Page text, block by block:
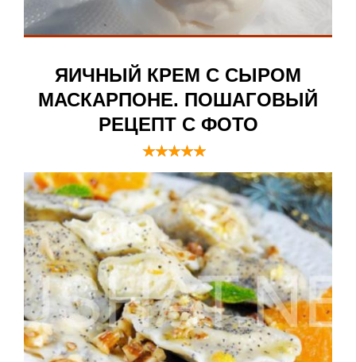
ЯИЧНЫЙ КРЕМ С СЫРОМ
МАСКАРПОНЕ. ПОШАГОВЫЙ
РЕЦЕПТ С ФОТО